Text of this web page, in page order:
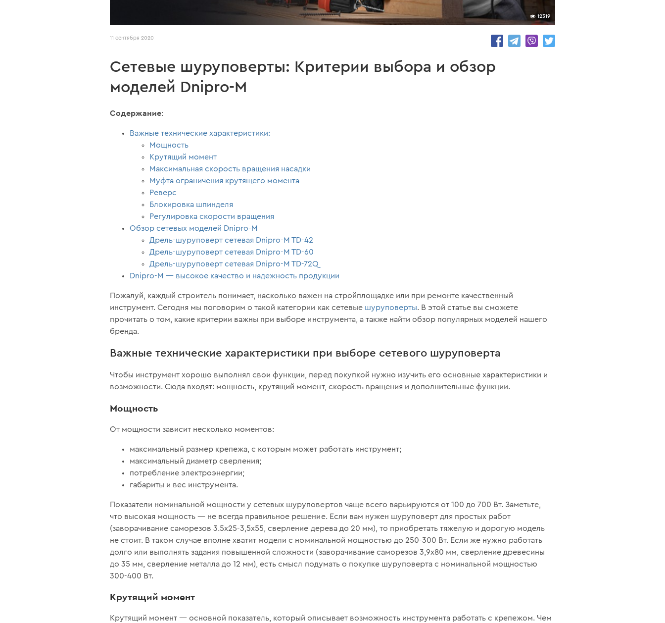
12319
11 сентября 2020
Сетевые шуруповерты: Критерии выбора и обзор
моделей Dnipro-M
Содержание:
Важные технические характеристики:
Мощность
Крутящий момент
Максимальная скорость вращения насадки
Муфта ограничения крутящего момента
Реверс
Блокировка шпинделя
Регулировка скорости вращения
Обзор сетевых моделей Dnipro-M
Дрель-шуруповерт сетевая Dnipro-M TD-42
Дрель-шуруповерт сетевая Dnipro-M TD-60
Дрель-шуруповерт сетевая Dnipro-M TD-72Q
Dnipro-M — высокое качество и надежность продукции
Пожалуй, каждый строитель понимает, насколько важен на стройплощадке или при ремонте качественный
инструмент. Сегодня мы поговорим о такой категории как сетевые шуруповерты. В этой статье вы сможете
прочитать о том, какие критерии важны при выборе инструмента, а также найти обзор популярных моделей нашего
бренда.
Важные технические характеристики при выборе сетевого шуруповерта
Чтобы инструмент хорошо выполнял свои функции, перед покупкой нужно изучить его основные характеристики и
возможности. Сюда входят: мощность, крутящий момент, скорость вращения и дополнительные функции.
Мощность
От мощности зависит несколько моментов:
максимальный размер крепежа, с которым может работать инструмент;
максимальный диаметр сверления;
потребление электроэнергии;
габариты и вес инструмента.
Показатели номинальной мощности у сетевых шуруповертов чаще всего варьируются от 100 до 700 Вт. Заметьте,
что высокая мощность — не всегда правильное решение. Если вам нужен шуруповерт для простых работ
(заворачивание саморезов 3.5х25-3,5х55, сверление дерева до 20 мм), то приобретать тяжелую и дорогую модель
не стоит. В таком случае вполне хватит модели с номинальной мощностью до 250-300 Вт. Если же нужно работать
долго или выполнять задания повышенной сложности (заворачивание саморезов 3,9х80 мм, сверление древесины
до 35 мм, сверление металла до 12 мм), есть смысл подумать о покупке шуруповерта с номинальной мощностью
300-400 Вт.
Крутящий момент
Крутящий момент — основной показатель, который описывает возможность инструмента работать с крепежом. Чем